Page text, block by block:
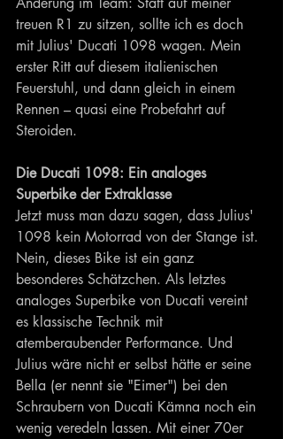
treuen R1 zu sitzen, sollte ich es doch
mit Julius' Ducati 1098 wagen. Mein
erster Ritt auf diesem italienischen
Feuerstuhl, und dann gleich in einem
Rennen – quasi eine Probefahrt auf
Steroiden.
Die Ducati 1098: Ein analoges
Superbike der Extraklasse
Jetzt muss man dazu sagen, dass Julius'
1098 kein Motorrad von der Stange ist.
Nein, dieses Bike ist ein ganz
besonderes Schätzchen. Als letztes
analoges Superbike von Ducati vereint
es klassische Technik mit
atemberaubender Performance. Und
Julius wäre nicht er selbst hätte er seine
Bella (er nennt sie "Eimer") bei den
Schraubern von Ducati Kämna noch ein
wenig veredeln lassen. Mit einer 70er